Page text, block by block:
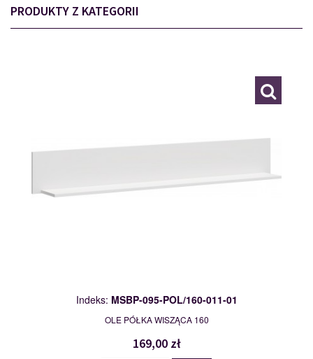
PRODUKTY Z KATEGORII
Indeks: MSBP-095-POL/160-011-01
OLE PÓŁKA WISZĄCA 160
169,00 zł